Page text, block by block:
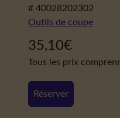
# 40028202302
Outils de coupe
35,10€
Tous les prix
Réserver